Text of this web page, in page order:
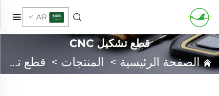
AR
قطع تشكيل CNC
الصفحة الرئيسية > المنتجات > قطع تشكيل CNC